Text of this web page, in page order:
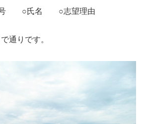
号 ○氏名 ○志望理由
通りです。